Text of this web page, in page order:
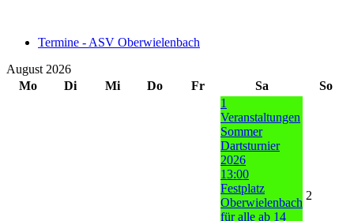
Termine - ASV Oberwielenbach
August 2026
Mo
Di Mi Do Fr Sa
So
1
Veranstaltungen
Sommer
Dartsturnier
2026
13:00
Festplatz
Oberwielenbach
für alle ab 14
2